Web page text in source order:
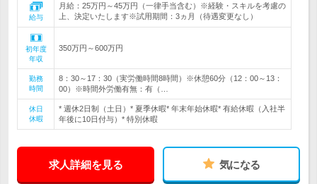
給与
月給：25万円～45万円（一律手当含む）※経験・スキルを考慮の
上、決定いたします※試用期間：3ヵ月（待遇変更なし）
初年度
年収
350万円～600万円
勤務
時間
8：30～17：30（実労働時間8時間）※休憩60分（12：00～13：
00）※時間外労働有無：有（…
休日
休暇
* 週休2日制（土日）* 夏季休暇* 年末年始休暇* 有給休暇（入社半
年後に10日付与）* 特別休暇
求人詳細を見る 気になる